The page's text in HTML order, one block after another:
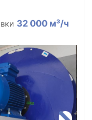
32 000 м³/ч